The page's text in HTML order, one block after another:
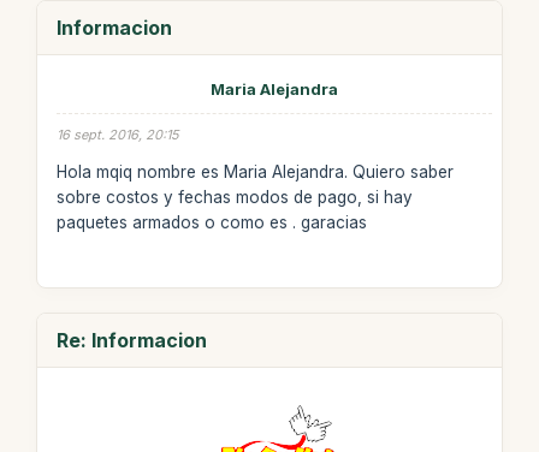
Informacion
Maria Alejandra
16 sept. 2016, 20:15
Hola mqiq nombre es Maria Alejandra. Quiero saber
sobre costos y fechas modos de pago, si hay
paquetes armados o como es . garacias
Re: Informacion